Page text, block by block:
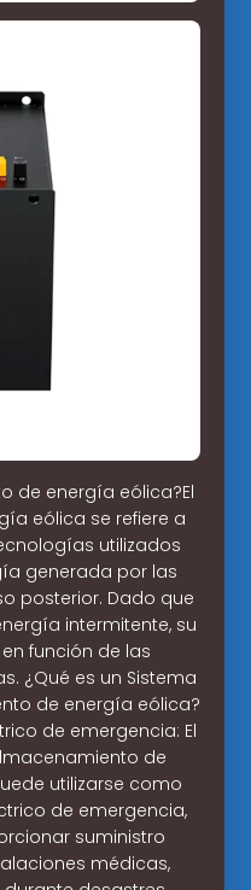
de energía eólica?El
eólica se refiere a
utilizados
generada por las
posterior. Dado que
intermitente, su
función de las
¿Qué es un Sistema
de energía eólica?
de emergencia: El
de
utilizarse como
de emergencia,
suministro
médicas,